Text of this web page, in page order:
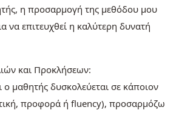
η προσαρμογή της μεθόδου μου
να επιτευχθεί η καλύτερη δυνατή
και Προκλήσεων:
μαθητής δυσκολεύεται σε κάποιον
προφορά ή fluency), προσαρμόζω